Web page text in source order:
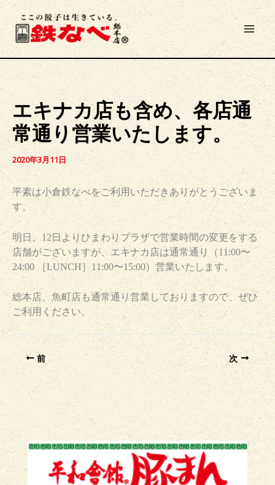
内
容
を
ス
キ
ッ
プ
エキナカ店も含め、各店通
常通り営業いたします。
2020年3月11日
平素は小倉鉄なべをご利用いただきありがとうございま
す。
明日、12日よりひまわりプラザで営業時間の変更をする
店舗がございますが、エキナカ店は通常通り（11:00〜
24:00 ［LUNCH］11:00〜15:00）営業いたします。
総本店、魚町店も通常通り営業しておりますので、ぜひ
ご利用ください。
前 次